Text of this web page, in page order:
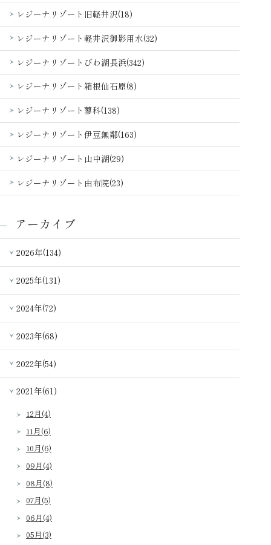
レジーナリゾート旧軽井沢(18)
レジーナリゾート軽井沢御影用水(32)
レジーナリゾートびわ湖長浜(342)
レジーナリゾート箱根仙石原(8)
レジーナリゾート蓼科(138)
レジーナリゾート伊豆無鄰(163)
レジーナリゾート山中湖(29)
レジーナリゾート由布院(23)
アーカイブ
2026年(134)
2025年(131)
2024年(72)
2023年(68)
2022年(54)
2021年(61)
12月(4)
11月(6)
10月(6)
09月(4)
08月(8)
07月(5)
06月(4)
05月(3)